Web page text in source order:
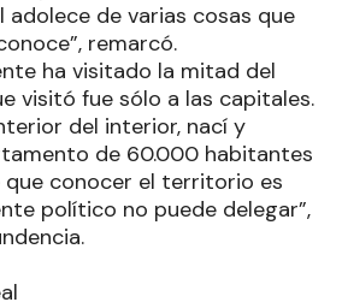
adolece de varias cosas que
remarcó.
ha visitado la mitad del
visitó fue sólo a las capitales.
del interior, nací y
de 60.000 habitantes
que conocer el territorio es
político no puede delegar”,